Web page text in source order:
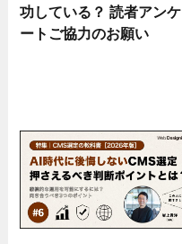
功している？ 読者アンケ
ートご協力のお願い